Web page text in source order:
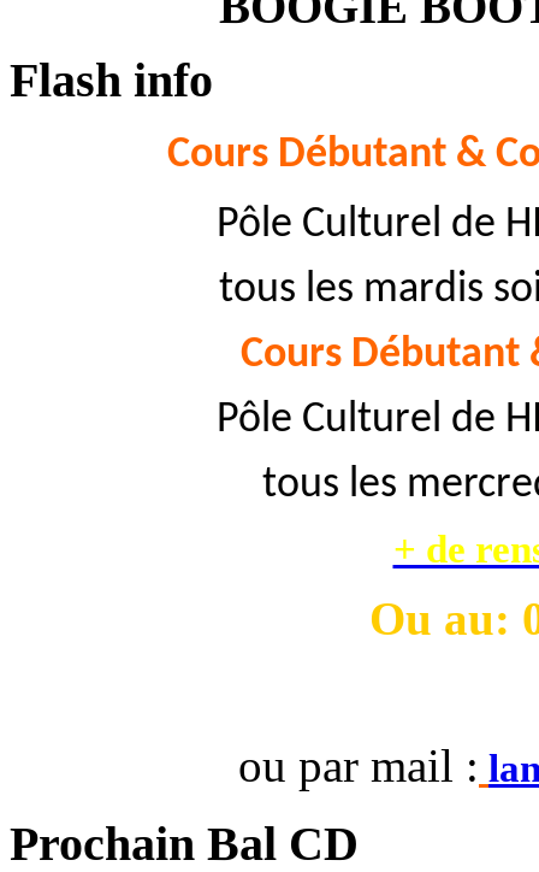
Flash info
Cours Débutant &
Pôle Culturel de
tous les mardis
Cours Débutant
Pôle Culturel de
tous les
+ de
Ou au:
ou par mail :
Prochain Bal CD